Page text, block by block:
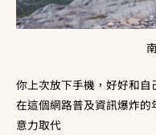
你上次放下手機，好好和自
在這個網路普及資訊爆炸
意力取代